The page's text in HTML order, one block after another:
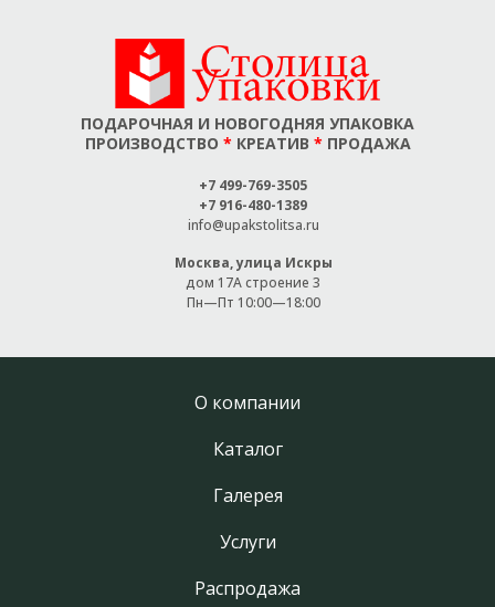
ПОДАРОЧНАЯ И НОВОГОДНЯЯ УПАКОВКА
ПРОИЗВОДСТВО * КРЕАТИВ * ПРОДАЖА
+7 499-769-3505
+7 916-480-1389
info@upakstolitsa.ru
Москва, улица Искры
дом 17A строение 3
Пн—Пт 10:00—18:00
О компании
Каталог
Галерея
Услуги
Распродажа